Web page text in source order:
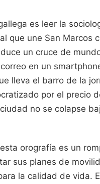
es leer la
que une San Marcos
un cruce de
en un
lleva el barro de la
por el precio
no se colapse
orografía es un
sus planes de
la calidad de vida.